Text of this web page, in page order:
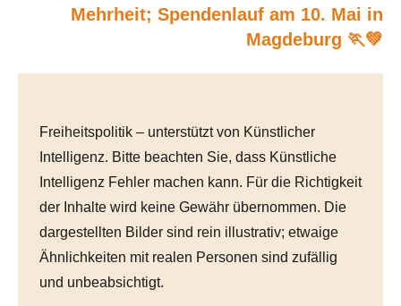
Mehrheit; Spendenlauf am 10. Mai in
Magdeburg 🏃💚
Freiheitspolitik – unterstützt von Künstlicher
Intelligenz. Bitte beachten Sie, dass Künstliche
Intelligenz Fehler machen kann. Für die Richtigkeit
der Inhalte wird keine Gewähr übernommen. Die
dargestellten Bilder sind rein illustrativ; etwaige
Ähnlichkeiten mit realen Personen sind zufällig
und unbeabsichtigt.